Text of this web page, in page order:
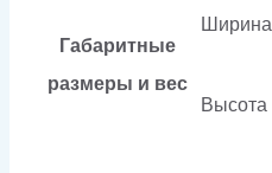
Габаритные
размеры и вес
Ширина
Высота